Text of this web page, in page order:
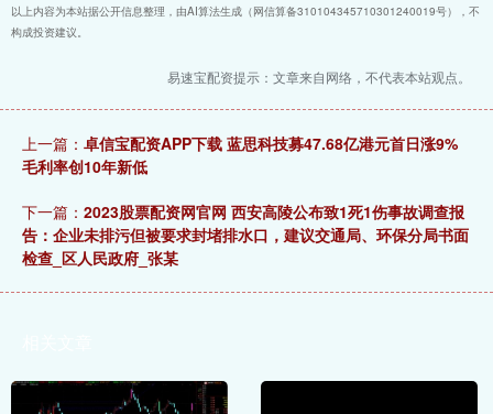
以上内容为本站据公开信息整理，由AI算法生成（网信算备310104345710301240019号），不
构成投资建议。
易速宝配资提示：文章来自网络，不代表本站观点。
上一篇： 卓信宝配资APP下载 蓝思科技募47.68亿港元首日涨9%
毛利率创10年新低
下一篇： 2023股票配资网官网 西安高陵公布致1死1伤事故调查报
告：企业未排污但被要求封堵排水口，建议交通局、环保分局书面
检查_区人民政府_张某